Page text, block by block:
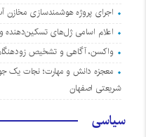
اجرای پروژه هوشمندسازی مخازن
اعلام اسامی ژل‌های
واکسن، آگاهی و تشخیص
معجزه دانش و مهارت؛ نجات یک
شریعتی اصفهان
سیاسی